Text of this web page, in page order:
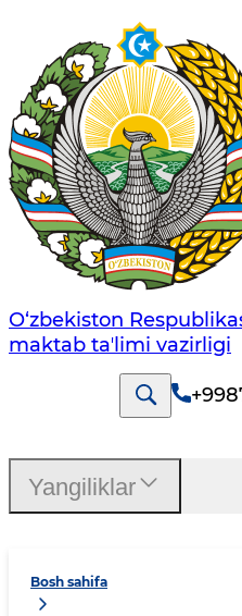
O‘zbekiston
maktab taʼlimi vazirligi
Bosh sahifa
Yangiliklar